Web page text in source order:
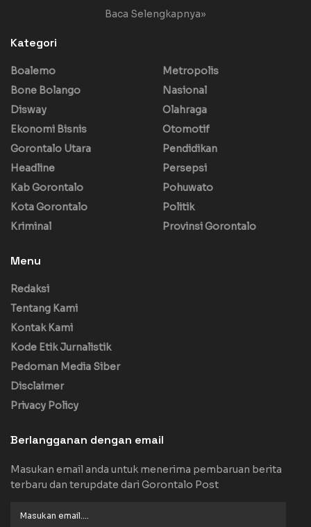
Baca Selengkapnya»
Kategori
Boalemo
Bone Bolango
Disway
Ekonomi Bisnis
Gorontalo Utara
Headline
Kab Gorontalo
Kota Gorontalo
Kriminal
Metropolis
Nasional
Olahraga
Otomotif
Pendidikan
Persepsi
Pohuwato
Politik
Provinsi Gorontalo
Menu
Redaksi
Tentang Kami
Kontak Kami
Kode Etik Jurnalistik
Pedoman Media Siber
Disclaimer
Privacy Policy
Berlangganan dengan email
Masukan email anda untuk menerima pembaruan berita
terbaru dan terupdate dari Gorontalo Post